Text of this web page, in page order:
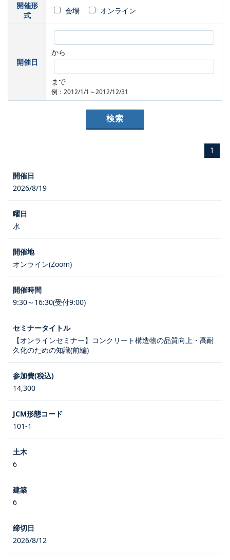
開催形
式
会場 オンライン
開催日
から
まで
例：2012/1/1～2012/12/31
1
2026/8/19
水
オンライン(Zoom)
9:30～16:30(受付9:00)
【オンラインセミナー】コンクリート構造物の品質向上・高耐
久化のための知識(前編)
14,300
101-1
6
6
2026/8/12